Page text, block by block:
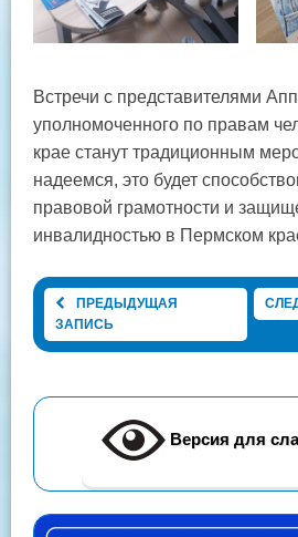
Встречи с представителями
уполномоченного по правам
крае станут традиционным
надеемся, это будет
правовой грамотности и
инвалидностью в Пермском
ПРЕДЫДУЩАЯ
ЗАПИСЬ
Версия для